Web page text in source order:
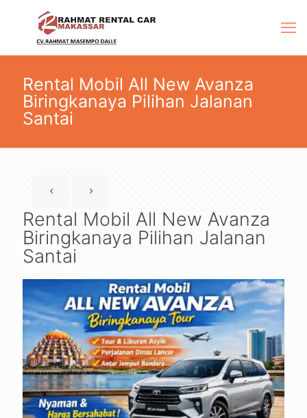
Rental Mobil All New Avanza
Biringkanaya Pilihan Jalanan
Santai
Rental Mobil All New Avanza
Biringkanaya Pilihan Jalanan
Santai